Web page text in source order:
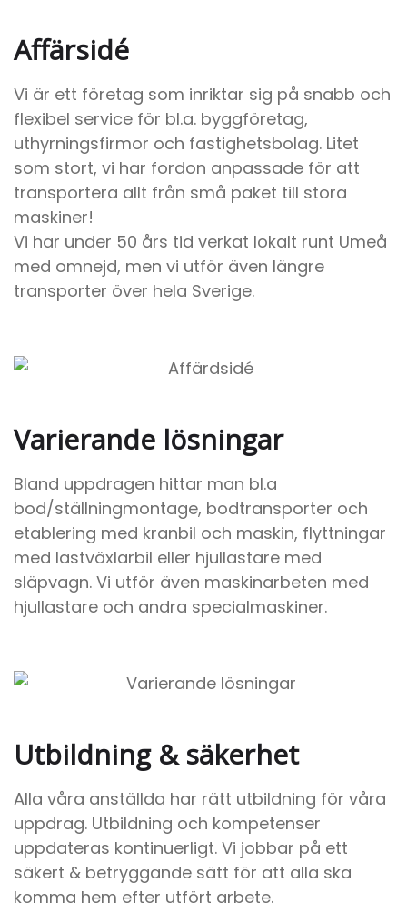
Affärsidé
Vi är ett företag som inriktar sig på snabb och
flexibel service för bl.a. byggföretag,
uthyrningsfirmor och fastighetsbolag. Litet
som stort, vi har fordon anpassade för att
transportera allt från små paket till stora
maskiner!
Vi har under 50 års tid verkat lokalt runt Umeå
med omnejd, men vi utför även längre
transporter över hela Sverige.
Varierande lösningar
Bland uppdragen hittar man bl.a
bod/ställningmontage, bodtransporter och
etablering med kranbil och maskin, flyttningar
med lastväxlarbil eller hjullastare med
släpvagn. Vi utför även maskinarbeten med
hjullastare och andra specialmaskiner.
Utbildning & säkerhet
Alla våra anställda har rätt utbildning för våra
uppdrag. Utbildning och kompetenser
uppdateras kontinuerligt. Vi jobbar på ett
säkert & betryggande sätt för att alla ska
komma hem efter utfört arbete.